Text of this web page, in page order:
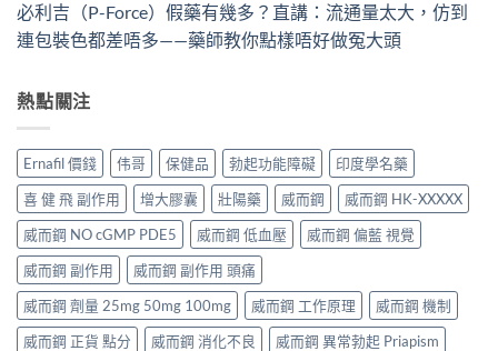
必利吉（P-Force）假藥有幾多？直講：流通量太大，仿到
連包裝色都差唔多——藥師教你點樣唔好做冤大頭
熱點關注
Ernafil 價錢 伟哥 保健品 勃起功能障礙
印度學名藥
喜 健 飛 副作用
增大膠囊 壯陽藥 威而鋼
威而鋼 HK-XXXXX
威而鋼 NO cGMP PDE5
威而鋼 低血壓
威而鋼 偏藍 視覺
威而鋼 副作用
威而鋼 副作用 頭痛
威而鋼 劑量 25mg 50mg 100mg
威而鋼 工作原理
威而鋼 機制
威而鋼 正貨 點分
威而鋼 消化不良
威而鋼 異常勃起 Priapism